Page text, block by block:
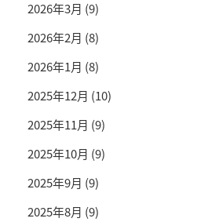
2026年3月 (9)
2026年2月 (8)
2026年1月 (8)
2025年12月 (10)
2025年11月 (9)
2025年10月 (9)
2025年9月 (9)
2025年8月 (9)